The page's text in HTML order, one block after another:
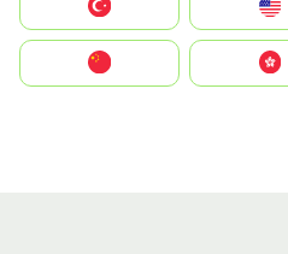
United States
中國香港特別行政區